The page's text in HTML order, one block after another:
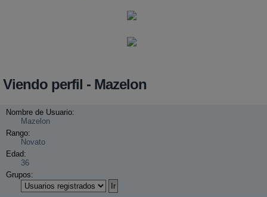
Viendo perfil - Mazelon
Nombre de Usuario:
Mazelon
Rango:
Novato
Edad:
36
Grupos: